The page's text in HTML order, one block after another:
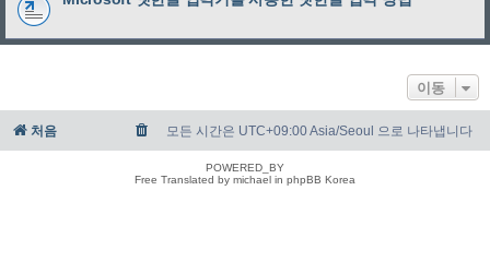
이동
처음 모든 시간은 UTC+09:00 Asia/Seoul 으로 나타냅니다
POWERED_BY
Free Translated by michael in phpBB Korea